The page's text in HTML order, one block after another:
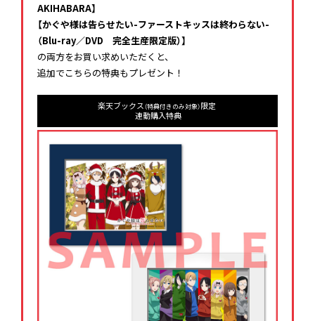
AKIHABARA】
【かぐや様は告らせたい-ファーストキッスは終わらない-
（Blu-ray／DVD 完全生産限定版）】
の両方をお買い求めいただくと、
追加でこちらの特典もプレゼント！
楽天ブックス（特典付きのみ対象）限定
連動購入特典